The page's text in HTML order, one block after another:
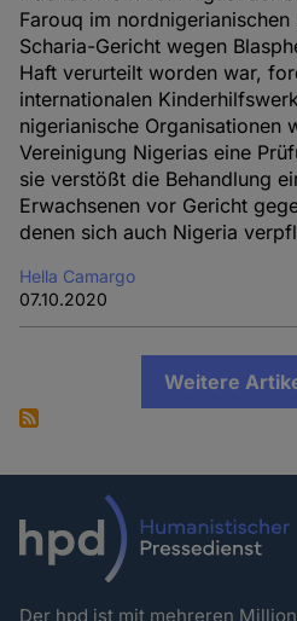
Farouq im nordnigerianischen
Scharia-Gericht wegen
Haft verurteilt worden war,
internationalen
nigerianische Organisationen
Vereinigung Nigerias eine
sie verstößt die Behandlung
Erwachsenen vor Gericht
denen sich auch Nigeria
Hella Camargo
07.10.2020
Weitere
Der hpd ist mit mehreren